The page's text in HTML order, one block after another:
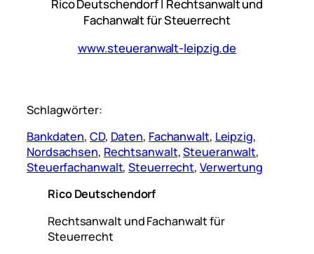
Rico Deutschendorf | Rechtsanwalt und
Fachanwalt für Steuerrecht
www.steueranwalt-leipzig.de
Schlagwörter:
Bankdaten, CD, Daten, Fachanwalt, Leipzig
Nordsachsen, Rechtsanwalt, Steueranwalt
Steuerfachanwalt, Steuerrecht, Verwertung
Rico Deutschendorf
Rechtsanwalt und Fachanwalt für
Steuerrecht